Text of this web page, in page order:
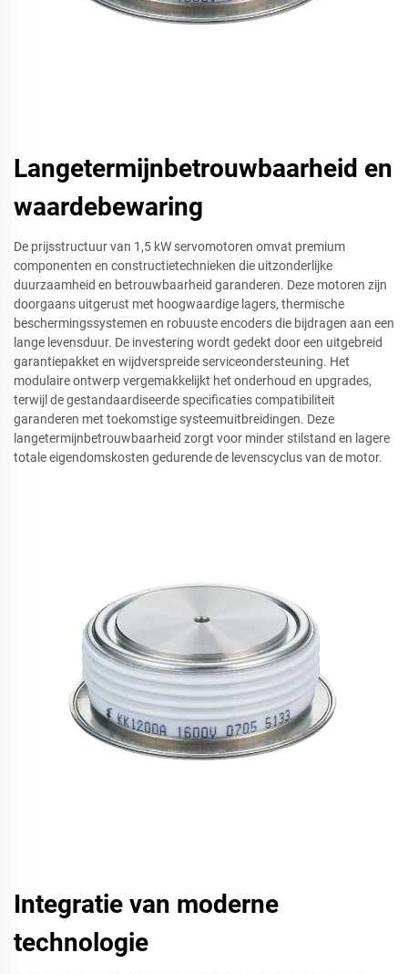
Langetermijnbetrouwbaarheid en
waardebewaring
De prijsstructuur van 1,5 kW servomotoren omvat premium
componenten en constructietechnieken die uitzonderlijke
duurzaamheid en betrouwbaarheid garanderen. Deze motoren zijn
doorgaans uitgerust met hoogwaardige lagers, thermische
beschermingssystemen en robuuste encoders die bijdragen aan een
lange levensduur. De investering wordt gedekt door een uitgebreid
garantiepakket en wijdverspreide serviceondersteuning. Het
modulaire ontwerp vergemakkelijkt het onderhoud en upgrades,
terwijl de gestandaardiseerde specificaties compatibiliteit
garanderen met toekomstige systeemuitbreidingen. Deze
langetermijnbetrouwbaarheid zorgt voor minder stilstand en lagere
totale eigendomskosten gedurende de levenscyclus van de motor.
Integratie van moderne
technologie